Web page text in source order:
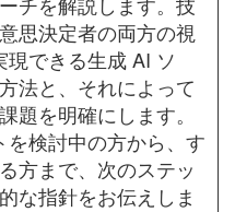
思決定者の両方の視
現できる生成 AI ソ
法と、それによって
題を明確にします。
検討中の方から、す
方まで、次のステッ
な指針をお伝えしま